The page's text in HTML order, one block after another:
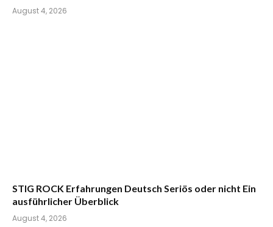
August 4, 2026
STIG ROCK Erfahrungen Deutsch Seriös oder nicht Ein
ausführlicher Überblick
August 4, 2026